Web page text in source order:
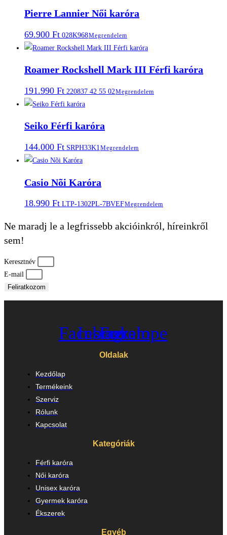
Pierre Lannier Női karóra
69.900 Ft 028K968Megrendelem
Roamer Rockshell Mark III Férfi karóra
191.990 Ft 220837 42 55 02Megrendelem
Seiko Férfi karóra
144.000 Ft SRPH33K1 Megrendelem
Casio Nõi Karóra
18.990 Ft LTP-1302PL-7BVEFMegrendelem
Ne maradj le a legfrissebb akcióinkról, híreinkről
sem!
Keresztnév
E-mail
Feliratkozom
Facebook
Instagram
Envelope
Oldalak
Kezdőlap
Termékeink
Szerviz
Rólunk
Kapcsolat
Kategóriák
Férfi karóra
Női karóra
Unisex karóra
Gyermek karóra
Ékszerek
Egyéb